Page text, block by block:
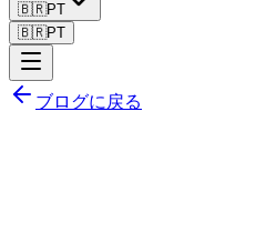
🇧🇷PT
🇧🇷PT
ブログに戻る